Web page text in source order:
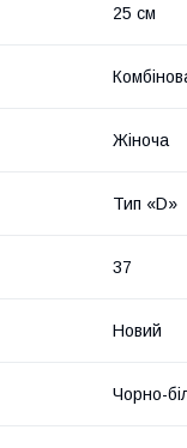
25 см
Жіноча
Тип «D»
37
Новий
Чорно-